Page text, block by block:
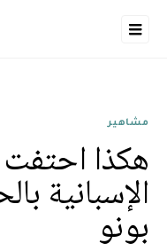
مشاهير
هكذا احتفت
الإسبانية
بونو